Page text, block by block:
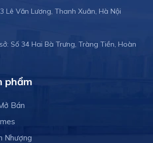
Lê Văn Lương, Thanh Xuân, Hà Nội
Số 34 Hai Bà Trưng, Tràng Tiền, Hoàn
phẩm
Bán
Nhượng